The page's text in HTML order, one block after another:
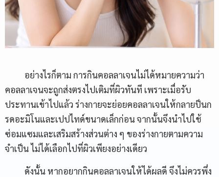
อย่างไรก็ตาม การกินคอลลาเจนไม่ได้หมายความว่า
คอลลาเจนจะถูกส่งตรงไปเติมที่ผิวทันที เพราะเมื่อรับ
ประทานเข้าไปแล้ว ร่างกายจะย่อยคอลลาเจนให้กลายป็นก
รดอะมิโนและเปปไทด์ขนาดเล็กก่อน จากนั้นจึงนำไปใช้
ซ่อมแซมและเสริมสร้างส่วนต่าง ๆ ของร่างกายตามความ
จำเป็น ไม่ได้เลือกไปที่ผิวเพียงอย่างเดียว
ดังนั้น หากอยากกินคอลลาเจนให้ได้ผลดี จึงไม่ควรพึ่ง